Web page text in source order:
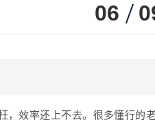
06
，效率还上不去。很多懂行的